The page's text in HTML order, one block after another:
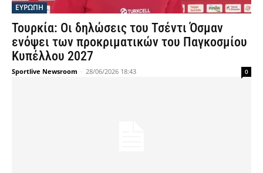
ΕΥΡΩΠΗ
Τουρκία: Οι δηλώσεις του Τσέντι Όσμαν
ενόψει των προκριματικών του Παγκοσμίου
Κυπέλλου 2027
Sportlive Newsroom - 28/06/2026 18:43 0